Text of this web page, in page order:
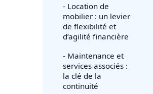
- Location de
mobilier : un levier
de flexibilité et
d’agilité financière
- Maintenance et
services associés :
la clé de la
continuité